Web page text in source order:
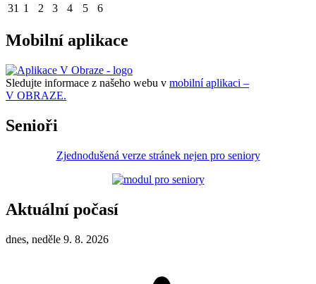
31 1 2 3 4 5 6
Mobilní aplikace
Sledujte informace z našeho webu v mobilní aplikaci –
V OBRAZE.
Senioři
Zjednodušená verze stránek nejen pro seniory
Aktuální počasí
dnes, neděle 9. 8. 2026